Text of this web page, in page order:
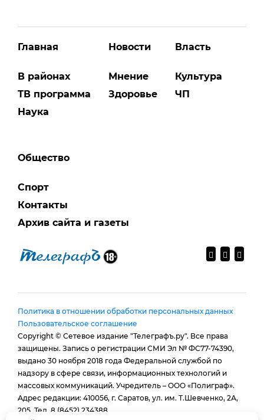
Главная
В районах
ТВ программа
Наука
Новости
Мнение
Здоровье
Власть
Культура
ЧП
Общество
Спорт
Контакты
Архив сайта и газеты
Политика в отношении обработки персональных данных
Пользовательское соглашение
Copyright © Сетевое издание "Телеграфъ.ру". Все права
защищены. Запись о регистрации СМИ Эл № ФС77-74390,
выдано 30 ноября 2018 года Федеральной службой по
надзору в сфере связи, информационных технологий и
массовых коммуникаций. Учредитель – ООО «Полиграф».
Адрес редакции: 410056, г. Саратов, ул. им. Т.Шевченко, 2А,
205. Тел. 8 (8452) 234388.